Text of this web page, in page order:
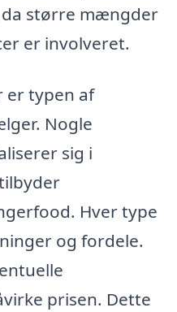
større mængder
er involveret.
er typen af
Nogle
sig i
Hver type
og fordele.
prisen. Dette